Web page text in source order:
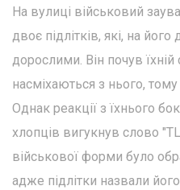
На вулиці військовий
двоє підлітків, які, на
дорослими. Він почув
насміхаються з нього,
Однак реакції з їхнього
хлопців вигукнув слово
військової форми було
адже підлітки назвали